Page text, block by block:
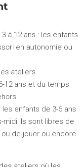
à 12 ans : les enfants
en autonomie ou
ateliers
12 ans et du temps
enfants de 3-6 ans
midi ils sont libres de
de jouer ou encore